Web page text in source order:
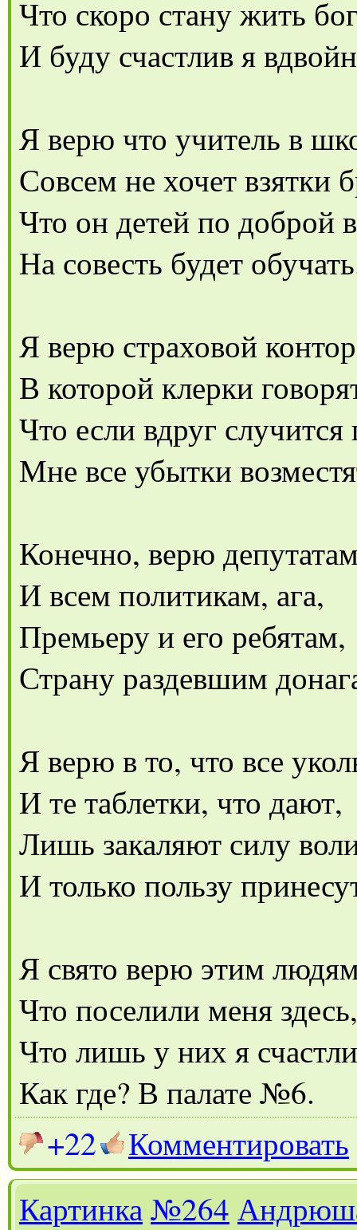
Что скоро стану жить
И буду счастлив я
Я верю что учитель в
Совсем не хочет взятки
Что он детей по доброй
На совесть будет
Я верю страховой
В которой клерки
Что если вдруг случится
Мне все убытки
Конечно, верю
И всем политикам, ага,
Премьеру и его ребятам,
Страну раздевшим
Я верю в то, что все
И те таблетки, что дают,
Лишь закаляют силу
И только пользу
Я свято верю этим
Что поселили меня здесь,
Что лишь у них я
Как где? В палате №6.
+22
Комментировать
Картинка№264